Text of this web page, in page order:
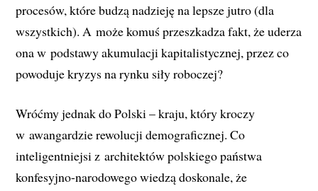
procesów, które budzą nadzieję na lepsze jutro (dla
wszystkich). A może komuś przeszkadza fakt, że uderza
ona w podstawy akumulacji kapitalistycznej, przez co
powoduje kryzys na rynku siły roboczej?
Wróćmy jednak do Polski – kraju, który kroczy
w awangardzie rewolucji demograficznej. Co
inteligentniejsi z architektów polskiego państwa
konfesyjno-narodowego wiedzą doskonale, że